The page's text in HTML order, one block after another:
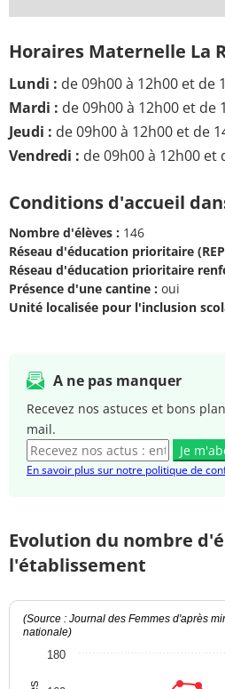
Horaires Maternelle La
Lundi : de 09h00 à 12h00 et de
Mardi : de 09h00 à 12h00 et de
Jeudi : de 09h00 à 12h00 et de
Vendredi : de 09h00 à 12h00 et
Conditions d'accueil
Nombre d'élèves : 146
Réseau d'éducation prioritaire
Réseau d'éducation prioritaire
Présence d'une cantine : oui
Unité localisée pour l'inclusion
A ne pas manquer
Recevez nos astuces et bons
mail.
Je
En savoir plus sur notre politique de
Evolution du nombre
l'établissement
(Source : Journal des Femmes d'après
nationale)
180